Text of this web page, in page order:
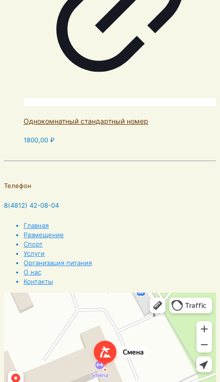
Однокомнатный стандартный номер
1800,00 ₽
Телефон
8(4812) 42-08-04
Главная
Размещение
Спорт
Услуги
Организация питания
О нас
Контакты